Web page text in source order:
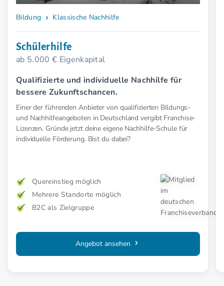
Bildung Klassische Nachhilfe
Schülerhilfe
ab 5.000 € Eigenkapital
Qualifizierte und individuelle Nachhilfe für
bessere Zukunftschancen.
Einer der führenden Anbieter von qualifizierten Bildungs-
und Nachhilfeangeboten in Deutschland vergibt Franchise-
Lizenzen. Gründe jetzt deine eigene Nachhilfe-Schule für
individuelle Förderung. Bist du dabei?
Quereinstieg möglich
Mehrere Standorte möglich
B2C als Zielgruppe
Angebot ansehen